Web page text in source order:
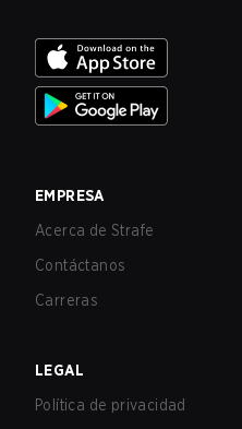
EMPRESA
Acerca de Strafe
Contáctanos
Carreras
LEGAL
Política de privacidad